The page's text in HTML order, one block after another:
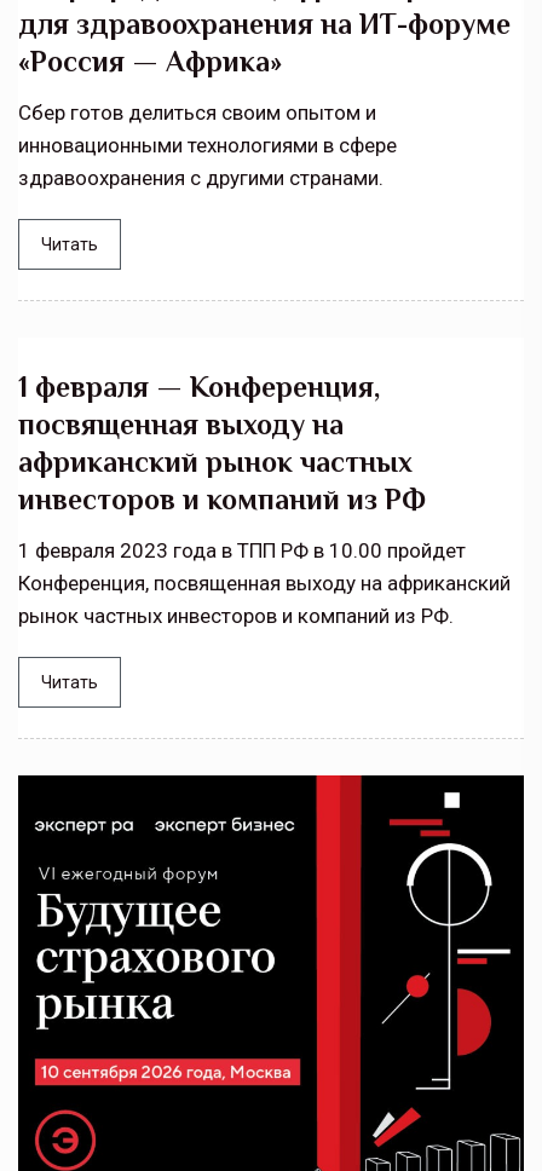
для здравоохранения на ИТ-форуме
«Россия — Африка»
Сбер готов делиться своим опытом и
инновационными технологиями в сфере
здравоохранения с другими странами.
Читать
1 февраля — Конференция,
посвященная выходу на
африканский рынок частных
инвесторов и компаний из РФ
1 февраля 2023 года в ТПП РФ в 10.00 пройдет
Конференция, посвященная выходу на африканский
рынок частных инвесторов и компаний из РФ.
Читать